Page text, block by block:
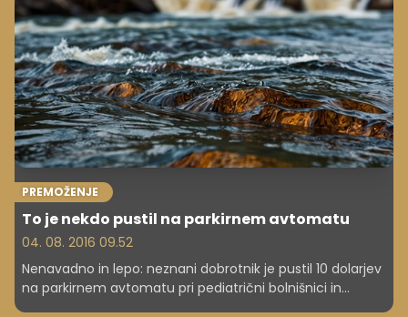
PREMOŽENJE
To je nekdo pustil na parkirnem avtomatu
04. 08. 2016 09.52
Nenavadno in lepo: neznani dobrotnik je pustil 10 dolarjev
na parkirnem avtomatu pri pediatrični bolnišnici in
porodnišnici. Pripisal je: "Daj naprej."